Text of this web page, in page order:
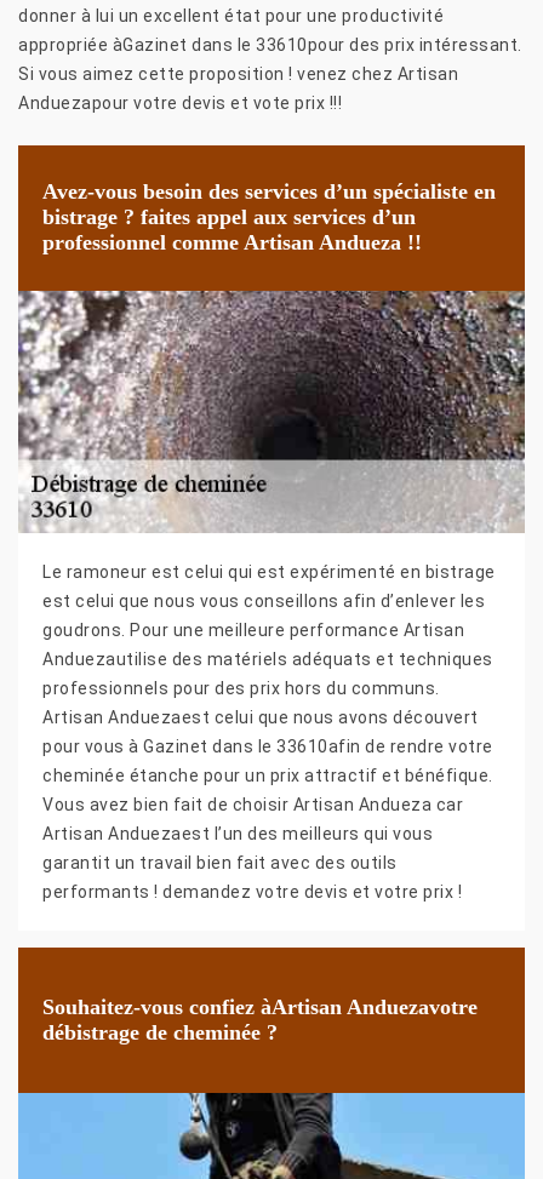
donner à lui un excellent état pour une productivité
appropriée àGazinet dans le 33610pour des prix intéressant.
Si vous aimez cette proposition ! venez chez Artisan
Anduezapour votre devis et vote prix !!!
Avez-vous besoin des services d’un spécialiste en
bistrage ? faites appel aux services d’un
professionnel comme Artisan Andueza !!
Le ramoneur est celui qui est expérimenté en bistrage
est celui que nous vous conseillons afin d’enlever les
goudrons. Pour une meilleure performance Artisan
Anduezautilise des matériels adéquats et techniques
professionnels pour des prix hors du communs.
Artisan Anduezaest celui que nous avons découvert
pour vous à Gazinet dans le 33610afin de rendre votre
cheminée étanche pour un prix attractif et bénéfique.
Vous avez bien fait de choisir Artisan Andueza car
Artisan Anduezaest l’un des meilleurs qui vous
garantit un travail bien fait avec des outils
performants ! demandez votre devis et votre prix !
Souhaitez-vous confiez àArtisan Anduezavotre
débistrage de cheminée ?